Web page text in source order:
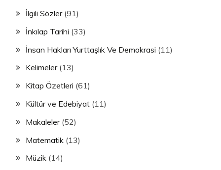
İlgili Sözler(91)
İnkılap Tarihi (33)
İnsan Hakları Yurttaşlık Ve Demokrasi (11)
Kelimeler(13)
Kitap Özetleri (61)
Kültür ve Edebiyat (11)
Makaleler(52)
Matematik (13)
Müzik (14)